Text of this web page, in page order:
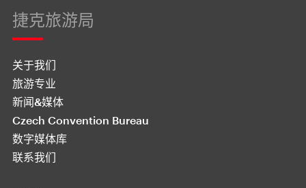
捷克旅游局
关于我们
旅游专业
新闻&媒体
Czech Convention Bureau
数字媒体库
联系我们